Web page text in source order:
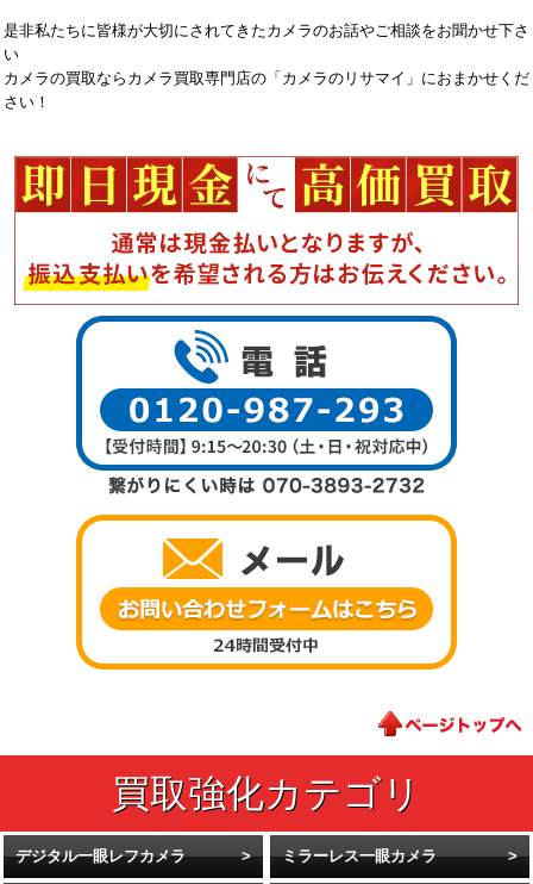
是非私たちに皆様が大切にされてきたカメラのお話やご相談をお聞かせ下さ
い
カメラの買取ならカメラ買取専門店の「カメラのリサマイ」におまかせくだ
さい！
デジタル一眼レフカメラ ミラーレス一眼カメラ